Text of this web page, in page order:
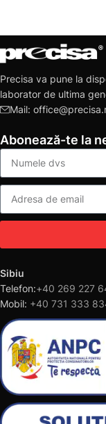
Precisa va pune la
laborator de ultima
Mail:
Abonează-te la
Sibiu
Telefon:+40 269 227
Mobil: +40 731 333